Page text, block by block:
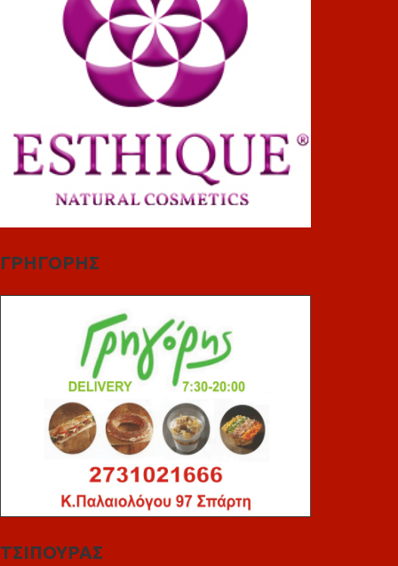
ΓΡΗΓΟΡΗΣ
ΤΣΙΠΟΥΡΑΣ